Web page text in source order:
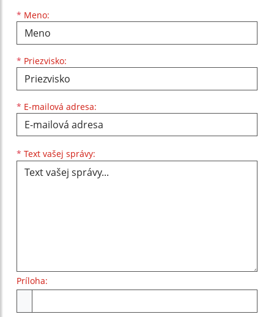
* Meno:
Meno
* Priezvisko:
Priezvisko
* E-mailová adresa:
E-mailová adresa
* Text vašej správy:
Príloha: